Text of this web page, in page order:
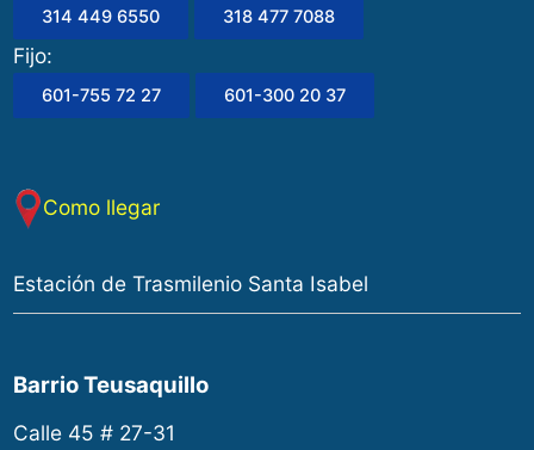
314 449 6550 318 477 7088
Fijo:
601-755 72 27 601-300 20 37
Como llegar
Estación de Trasmilenio Santa Isabel
Barrio Teusaquillo
Calle 45 # 27-31